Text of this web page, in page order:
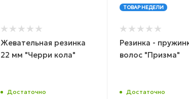
Жевательная резинка
22 мм "Черри кола"
Достаточно
ТОВАР НЕДЕЛИ
Резинка -
волос "Призма"
Достаточно